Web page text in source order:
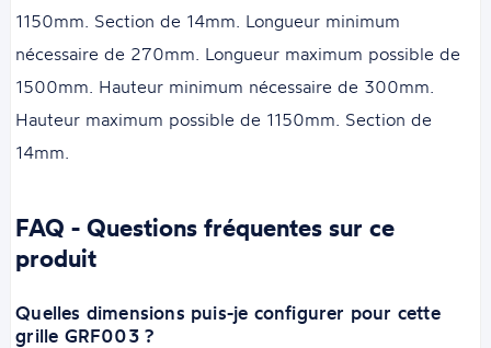
1150mm. Section de 14mm. Longueur minimum
nécessaire de 270mm. Longueur maximum possible de
1500mm. Hauteur minimum nécessaire de 300mm.
Hauteur maximum possible de 1150mm. Section de
14mm.
FAQ - Questions fréquentes sur ce
produit
Quelles dimensions puis-je configurer pour cette
grille GRF003 ?